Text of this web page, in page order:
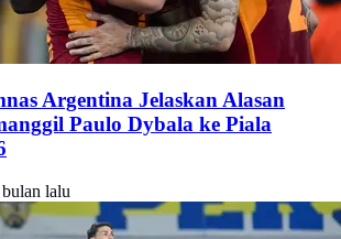
Argentina Jelaskan Alasan
Paulo Dybala ke Piala
bulan lalu